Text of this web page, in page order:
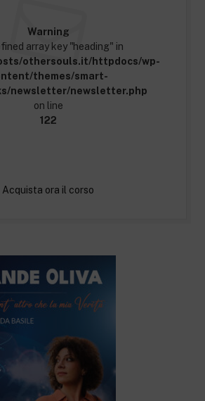
Warning
array key "heading" in
othersouls.it/httpdocs/wp-
themes/smart-
newsletter/newsletter.php
on line
122
Acquista ora il corso